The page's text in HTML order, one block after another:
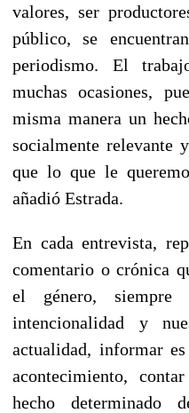
valores, ser
público, se
periodismo. El
muchas ocasiones,
misma manera un
socialmente relevante
que lo que le
añadió Estrada.
En cada entrevista,
comentario o crónica
el género, siempre
intencionalidad y
actualidad, informar
acontecimiento,
hecho determinado